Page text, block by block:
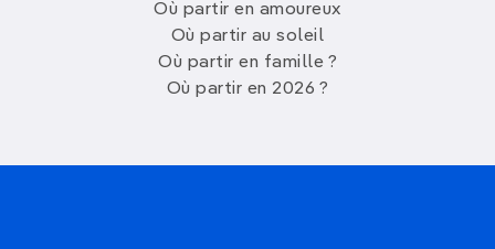
Où partir en amoureux
Où partir au soleil
Où partir en famille ?
Où partir en 2026 ?